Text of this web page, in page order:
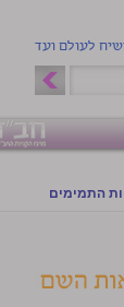
לעולם ועד
התמימים